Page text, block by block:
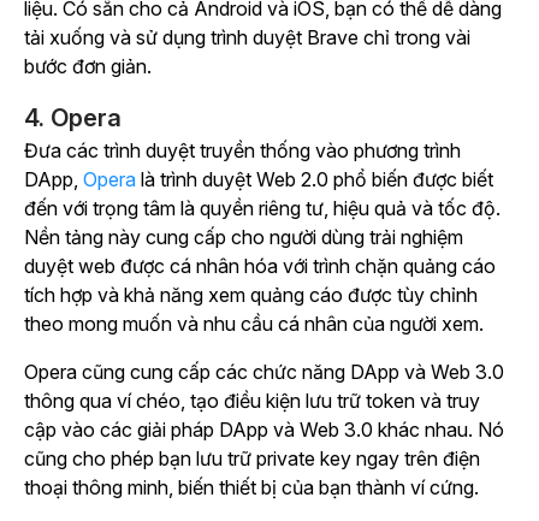
liệu. Có sẵn cho cả Android và iOS, bạn có thể dễ dàng
tải xuống và sử dụng trình duyệt Brave chỉ trong vài
bước đơn giản.
4. Opera
Đưa các trình duyệt truyền thống vào phương trình
DApp, Opera là trình duyệt Web 2.0 phổ biến được biết
đến với trọng tâm là quyền riêng tư, hiệu quả và tốc độ.
Nền tảng này cung cấp cho người dùng trải nghiệm
duyệt web được cá nhân hóa với trình chặn quảng cáo
tích hợp và khả năng xem quảng cáo được tùy chỉnh
theo mong muốn và nhu cầu cá nhân của người xem.
Opera cũng cung cấp các chức năng DApp và Web 3.0
thông qua ví chéo, tạo điều kiện lưu trữ token và truy
cập vào các giải pháp DApp và Web 3.0 khác nhau. Nó
cũng cho phép bạn lưu trữ private key ngay trên điện
thoại thông minh, biến thiết bị của bạn thành ví cứng.